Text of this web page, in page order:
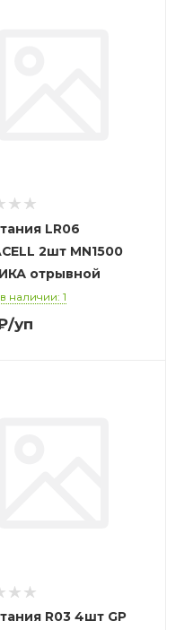
LR06
2шт MN1500
отрывной
наличии: 1
/уп
R03 4шт GP